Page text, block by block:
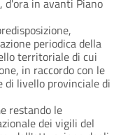
periodica della
territoriale di cui
in raccordo con le
di livello provinciale di
restando le
dei vigili del